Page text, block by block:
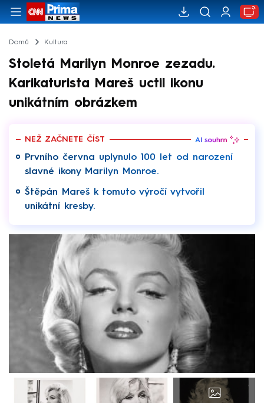
Domů Kultura
Stoletá Marilyn Monroe zezadu.
Karikaturista Mareš uctil ikonu
unikátním obrázkem
NEŽ ZAČNETE ČÍST
Prvního června uplynulo 100 let od narození
slavné ikony Marilyn Monroe.
Štěpán Mareš k tomuto výročí vytvořil
unikátní kresby.